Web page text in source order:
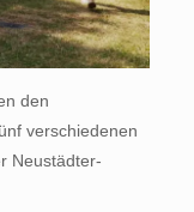
den
verschiedenen
Neustädter-